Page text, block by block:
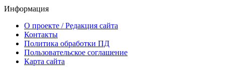
Информация
О проекте / Редакция сайта
Контакты
Политика обработки ПД
Пользовательское соглашение
Карта сайта